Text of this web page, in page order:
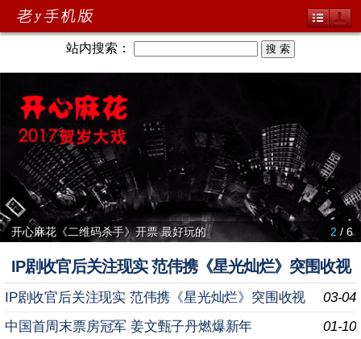
站内搜索：
开心麻花《二维码杀手》开票 最好玩的 2 / 6
IP剧收官后关注现实 范伟携《星光灿烂》突围收视
03-04
IP剧收官后关注现实 范伟携《星光灿烂》突围收视
01-10
中国首周末票房冠军 姜文甄子丹燃爆新年